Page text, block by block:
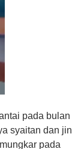
pada bulan
syaitan dan jin
pada